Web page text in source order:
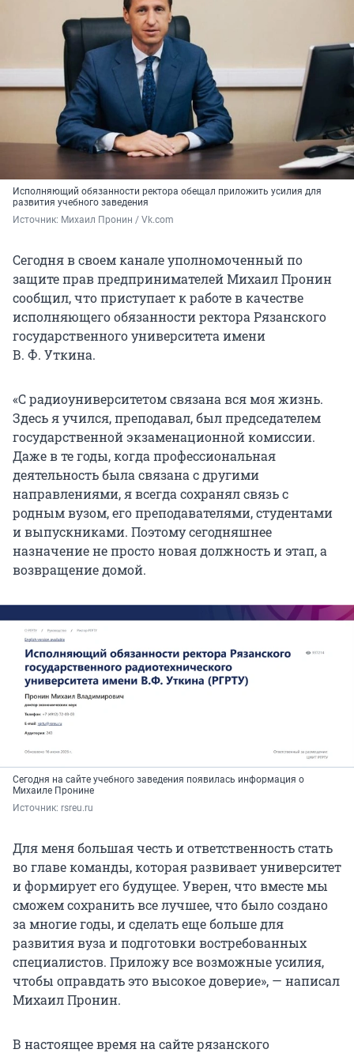
Исполняющий обязанности ректора обещал приложить усилия для
развития учебного заведения
Источник: Михаил Пронин / Vk.com
Сегодня в своем канале уполномоченный по
защите прав предпринимателей Михаил Пронин
сообщил, что приступает к работе в качестве
исполняющего обязанности ректора Рязанского
государственного университета имени
В. Ф. Уткина.
«С радиоуниверситетом связана вся моя жизнь.
Здесь я учился, преподавал, был председателем
государственной экзаменационной комиссии.
Даже в те годы, когда профессиональная
деятельность была связана с другими
направлениями, я всегда сохранял связь с
родным вузом, его преподавателями, студентами
и выпускниками. Поэтому сегодняшнее
назначение не просто новая должность и этап, а
возвращение домой.
Сегодня на сайте учебного заведения появилась информация о
Михаиле Пронине
Источник: rsreu.ru
Для меня большая честь и ответственность стать
во главе команды, которая развивает университет
и формирует его будущее. Уверен, что вместе мы
сможем сохранить все лучшее, что было создано
за многие годы, и сделать еще больше для
развития вуза и подготовки востребованных
специалистов. Приложу все возможные усилия,
чтобы оправдать это высокое доверие», — написал
Михаил Пронин.
В настоящее время на сайте рязанского